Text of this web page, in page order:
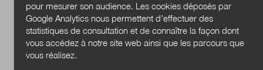
pour mesurer son audience. Les cookies déposés par
Google Analytics nous permettent d’effectuer des
statistiques de consultation et de connaître la façon dont
vous accédez à notre site web ainsi que les parcours que
vous réalisez.